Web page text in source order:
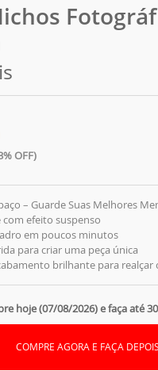
OFF)
– Guarde Suas Melhores
efeito suspenso
em poucos minutos
para criar uma peça única
brilhante para realçar
hoje (07/08/2026) e faça até
COMPRE AGORA E FAÇA DEPOIS